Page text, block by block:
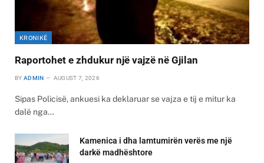
KRONIKË
Raportohet e zhdukur një vajzë në Gjilan
BY ADMIN AUGUST 7, 2026
Sipas Policisë, ankuesi ka deklaruar se vajza e tij e mitur ka
dalë nga…
Kamenica i dha lamtumirën verës me një
darkë madhështore